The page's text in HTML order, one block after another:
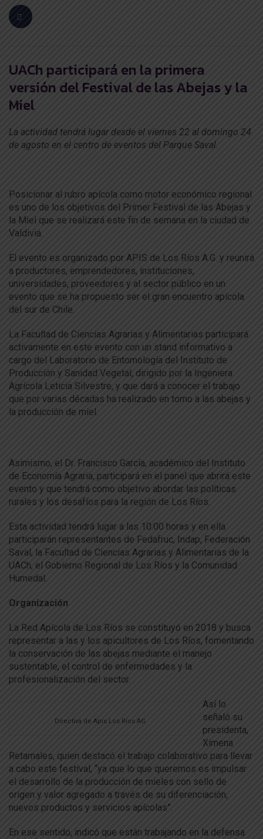
UACh participará en la primera
versión del Festival de las Abejas y la
Miel
La actividad tendrá lugar desde el viernes 22 al domingo 24
de agosto en el centro de eventos del Parque Saval.
Posicionar al rubro apícola como motor económico regional
es uno de los objetivos del Primer Festival de las Abejas y
la Miel que se realizará este fin de semana en la ciudad de
Valdivia.
El evento es organizado por APIS de Los Ríos A.G. y reunirá
a productores, emprendedores, instituciones,
universidades, proveedores y al sector público en un
evento que se ha propuesto ser el gran encuentro apícola
del sur de Chile.
La Facultad de Ciencias Agrarias y Alimentarias participará
activamente en este evento con un stand informativo a
cargo del Laboratorio de Entomología del Instituto de
Producción y Sanidad Vegetal, dirigido por la Ingeniera
Agrícola Leticia Silvestre, y que dará a conocer el trabajo
que por varias décadas ha realizado en torno a las abejas y
la producción de miel.
Asimismo, el Dr. Francisco García, académico del Instituto
de Economía Agraria, participará en el panel que abrirá este
evento y que tendrá como objetivo abordar las políticas
rurales y los desafíos para la región de Los Ríos.
Esta actividad tendrá lugar a las 10:00 horas y en ella
participarán representantes de Fedafruc, Indap, Federación
Saval, la Facultad de Ciencias Agrarias y Alimentarias de la
UACh, el Gobierno Regional de Los Ríos y la Comunidad
Humedal.
Organización
La Red Apícola de Los Ríos se constituyó en 2018 y busca
representar a las y los apicultores de Los Ríos, fomentando
la conservación de las abejas mediante el manejo
sustentable, el control de enfermedades y la
profesionalización del sector.
Directiva de Apis Los Ríos AG
Así lo
señaló su
presidenta,
Ximena
Retamales, quien destacó el trabajo colaborativo para llevar
a cabo este festival, “ya que lo que queremos es impulsar
el desarrollo de la producción de mieles con sello de
origen y valor agregado a través de su diferenciación,
nuevos productos y servicios apícolas”.
En ese sentido, indicó que están trabajando en la defensa